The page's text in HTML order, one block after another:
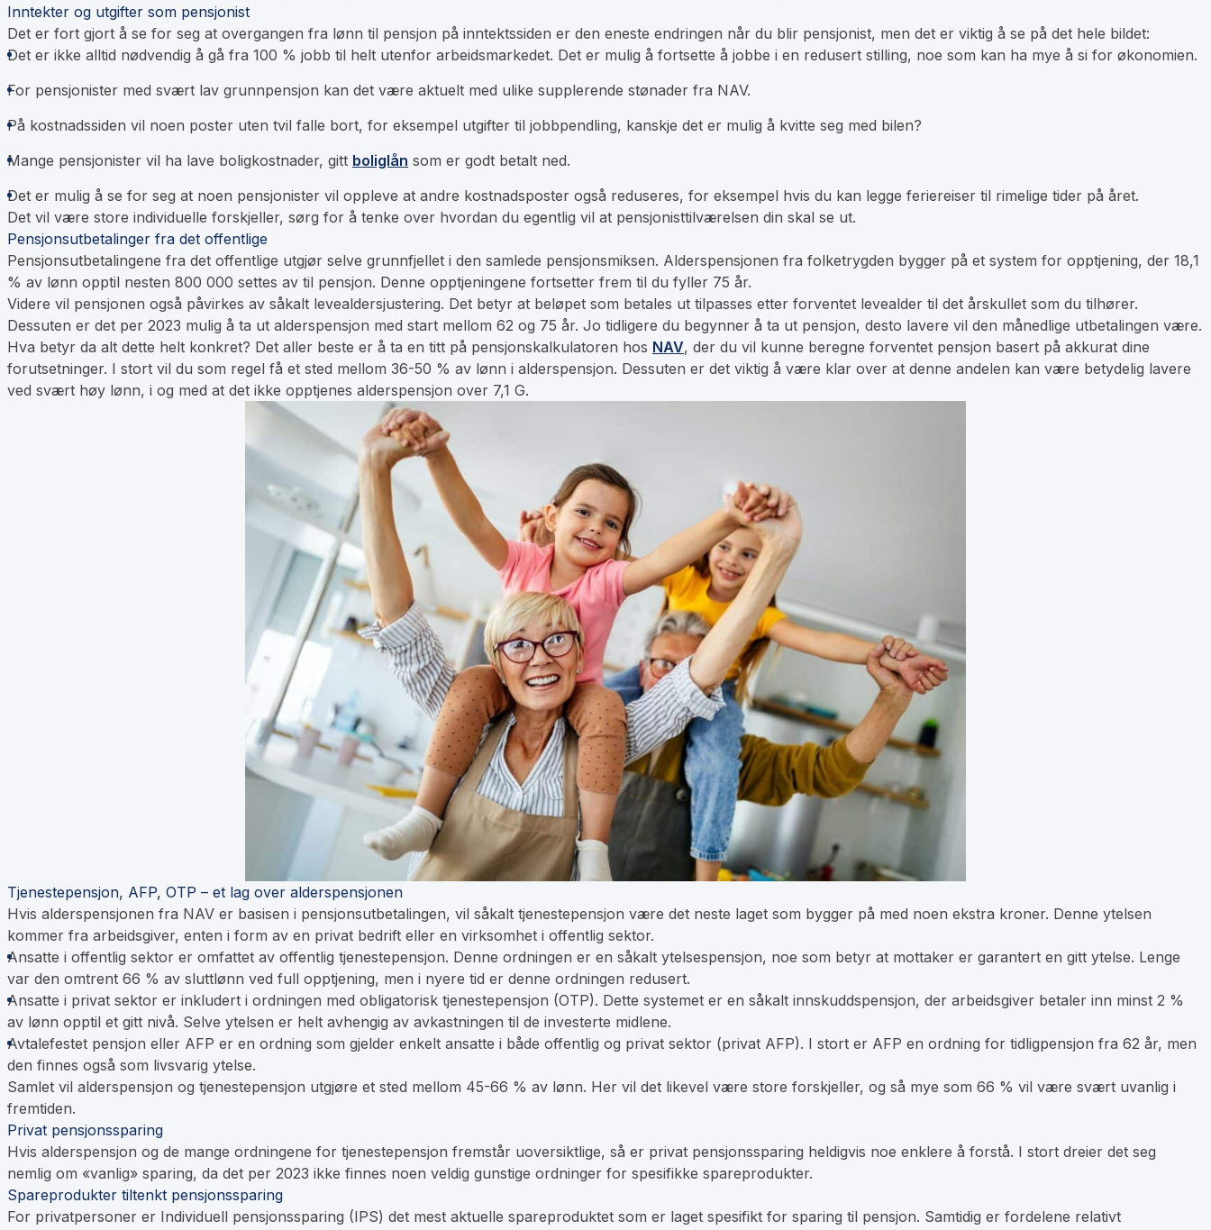
Inntekter og utgifter som pensjonist
Det er fort gjort å se for seg at overgangen fra lønn til pensjon på inntektssiden er den eneste endringen når du blir pensjonist, men det er viktig å se på det hele bildet:
Det er ikke alltid nødvendig å gå fra 100 % jobb til helt utenfor arbeidsmarkedet. Det er mulig å fortsette å jobbe i en redusert stilling, noe som kan ha mye å si for økonomien.
For pensjonister med svært lav grunnpensjon kan det være aktuelt med ulike supplerende stønader fra NAV.
På kostnadssiden vil noen poster uten tvil falle bort, for eksempel utgifter til jobbpendling, kanskje det er mulig å kvitte seg med bilen?
Mange pensjonister vil ha lave boligkostnader, gitt boliglån som er godt betalt ned.
Det er mulig å se for seg at noen pensjonister vil oppleve at andre kostnadsposter også reduseres, for eksempel hvis du kan legge feriereiser til rimelige tider på året.
Det vil være store individuelle forskjeller, sørg for å tenke over hvordan du egentlig vil at pensjonisttilværelsen din skal se ut.
Pensjonsutbetalinger fra det offentlige
Pensjonsutbetalingene fra det offentlige utgjør selve grunnfjellet i den samlede pensjonsmiksen. Alderspensjonen fra folketrygden bygger på et system for opptjening, der 18,1
% av lønn opptil nesten 800 000 settes av til pensjon. Denne opptjeningene fortsetter frem til du fyller 75 år.
Videre vil pensjonen også påvirkes av såkalt levealdersjustering. Det betyr at beløpet som betales ut tilpasses etter forventet levealder til det årskullet som du tilhører.
Dessuten er det per 2023 mulig å ta ut alderspensjon med start mellom 62 og 75 år. Jo tidligere du begynner å ta ut pensjon, desto lavere vil den månedlige utbetalingen være.
Hva betyr da alt dette helt konkret? Det aller beste er å ta en titt på pensjonskalkulatoren hos NAV, der du vil kunne beregne forventet pensjon basert på akkurat dine
forutsetninger. I stort vil du som regel få et sted mellom 36-50 % av lønn i alderspensjon. Dessuten er det viktig å være klar over at denne andelen kan være betydelig lavere
ved svært høy lønn, i og med at det ikke opptjenes alderspensjon over 7,1 G.
Tjenestepensjon, AFP, OTP – et lag over alderspensjonen
Hvis alderspensjonen fra NAV er basisen i pensjonsutbetalingen, vil såkalt tjenestepensjon være det neste laget som bygger på med noen ekstra kroner. Denne ytelsen
kommer fra arbeidsgiver, enten i form av en privat bedrift eller en virksomhet i offentlig sektor.
Ansatte i offentlig sektor er omfattet av offentlig tjenestepensjon. Denne ordningen er en såkalt ytelsespensjon, noe som betyr at mottaker er garantert en gitt ytelse. Lenge
var den omtrent 66 % av sluttlønn ved full opptjening, men i nyere tid er denne ordningen redusert.
Ansatte i privat sektor er inkludert i ordningen med obligatorisk tjenestepensjon (OTP). Dette systemet er en såkalt innskuddspensjon, der arbeidsgiver betaler inn minst 2 %
av lønn opptil et gitt nivå. Selve ytelsen er helt avhengig av avkastningen til de investerte midlene.
Avtalefestet pensjon eller AFP er en ordning som gjelder enkelt ansatte i både offentlig og privat sektor (privat AFP). I stort er AFP en ordning for tidligpensjon fra 62 år, men
den finnes også som livsvarig ytelse.
Samlet vil alderspensjon og tjenestepensjon utgjøre et sted mellom 45-66 % av lønn. Her vil det likevel være store forskjeller, og så mye som 66 % vil være svært uvanlig i
fremtiden.
Privat pensjonssparing
Hvis alderspensjon og de mange ordningene for tjenestepensjon fremstår uoversiktlige, så er privat pensjonssparing heldigvis noe enklere å forstå. I stort dreier det seg
nemlig om «vanlig» sparing, da det per 2023 ikke finnes noen veldig gunstige ordninger for spesifikke spareprodukter.
Spareprodukter tiltenkt pensjonssparing
For privatpersoner er Individuell pensjonssparing (IPS) det mest aktuelle spareproduktet som er laget spesifikt for sparing til pensjon. Samtidig er fordelene relativt